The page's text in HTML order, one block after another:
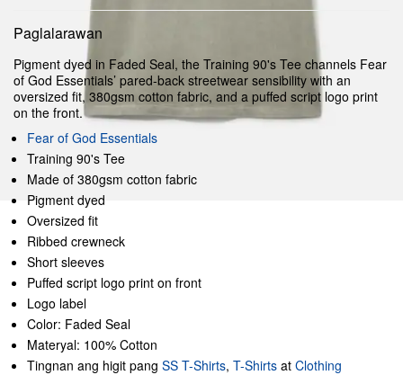
Paglalarawan
Pigment dyed in Faded Seal, the Training 90's Tee channels Fear
of God Essentials’ pared-back streetwear sensibility with an
oversized fit, 380gsm cotton fabric, and a puffed script logo print
on the front.
Fear of God Essentials
Training 90's Tee
Made of 380gsm cotton fabric
Pigment dyed
Oversized fit
Ribbed crewneck
Short sleeves
Puffed script logo print on front
Logo label
Color: Faded Seal
Materyal: 100% Cotton
Tingnan ang higit pang SS T-Shirts, T-Shirts at Clothing